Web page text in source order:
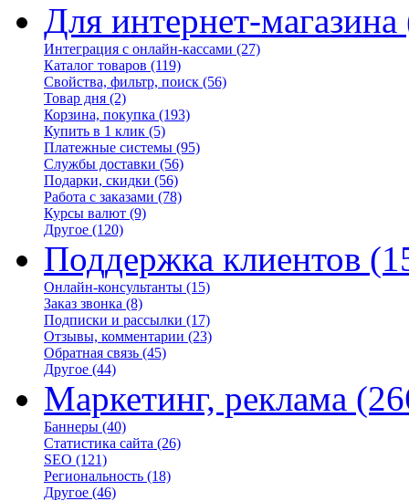
Для интернет-магазина
Интеграция с онлайн-кассами (27)
Каталог товаров (119)
Свойства, фильтр, поиск (56)
Товар дня (2)
Корзина, покупка (193)
Купить в 1 клик (5)
Платежные системы (95)
Службы доставки (56)
Подарки, скидки (56)
Работа с заказами (78)
Курсы валют (9)
Другое (120)
Поддержка клиентов
Онлайн-консультанты (15)
Заказ звонка (8)
Подписки и рассылки (17)
Отзывы, комментарии (23)
Обратная связь (45)
Другое (44)
Маркетинг, реклама
Баннеры (40)
Статистика сайта (26)
SEO (121)
Региональность (18)
Другое (46)